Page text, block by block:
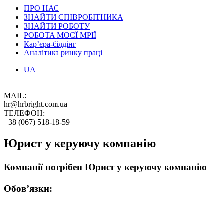
ПРО НАС
ЗНАЙТИ СПІВРОБІТНИКА
ЗНАЙТИ РОБОТУ
РОБОТА МОЄЇ МРІЇ
Кар’єра-білдінг
Аналітика ринку праці
UA
MAIL:
hr@hrbright.com.ua
ТЕЛЕФОН:
+38 (067) 518-18-59
Юрист у керуючу компанію
Компанії потрібен Юрист у керуючу компанію
Обов’язки: